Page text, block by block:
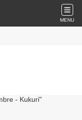
MENU